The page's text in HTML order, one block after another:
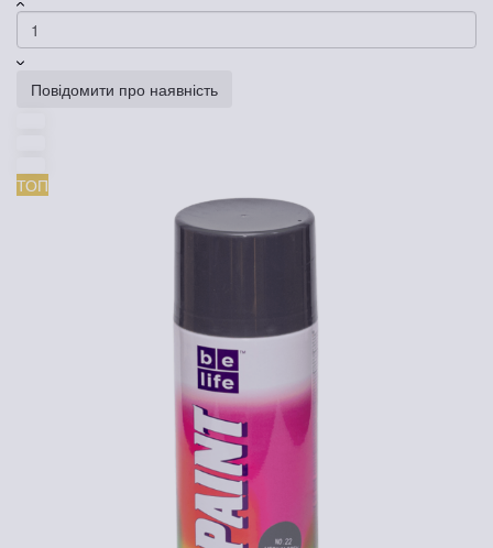
Повідомити про наявність
ТОП